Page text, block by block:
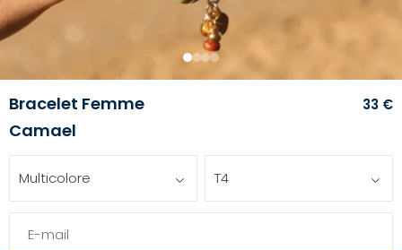
1 234
Bracelet Femme
Camael
33 €
Multicolore T4